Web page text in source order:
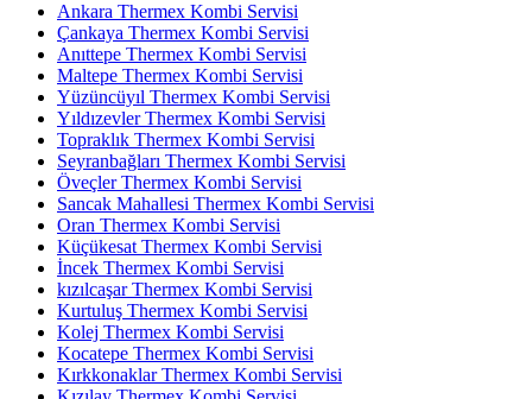
Ankara Thermex Kombi Servisi
Çankaya Thermex Kombi Servisi
Anıttepe Thermex Kombi Servisi
Maltepe Thermex Kombi Servisi
Yüzüncüyıl Thermex Kombi Servisi
Yıldızevler Thermex Kombi Servisi
Topraklık Thermex Kombi Servisi
Seyranbağları Thermex Kombi Servisi
Öveçler Thermex Kombi Servisi
Sancak Mahallesi Thermex Kombi Servisi
Oran Thermex Kombi Servisi
Küçükesat Thermex Kombi Servisi
İncek Thermex Kombi Servisi
kızılcaşar Thermex Kombi Servisi
Kurtuluş Thermex Kombi Servisi
Kolej Thermex Kombi Servisi
Kocatepe Thermex Kombi Servisi
Kırkkonaklar Thermex Kombi Servisi